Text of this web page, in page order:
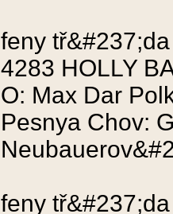
feny
4283 HOLLY
O: Max Dar
Pesnya Chov:
feny